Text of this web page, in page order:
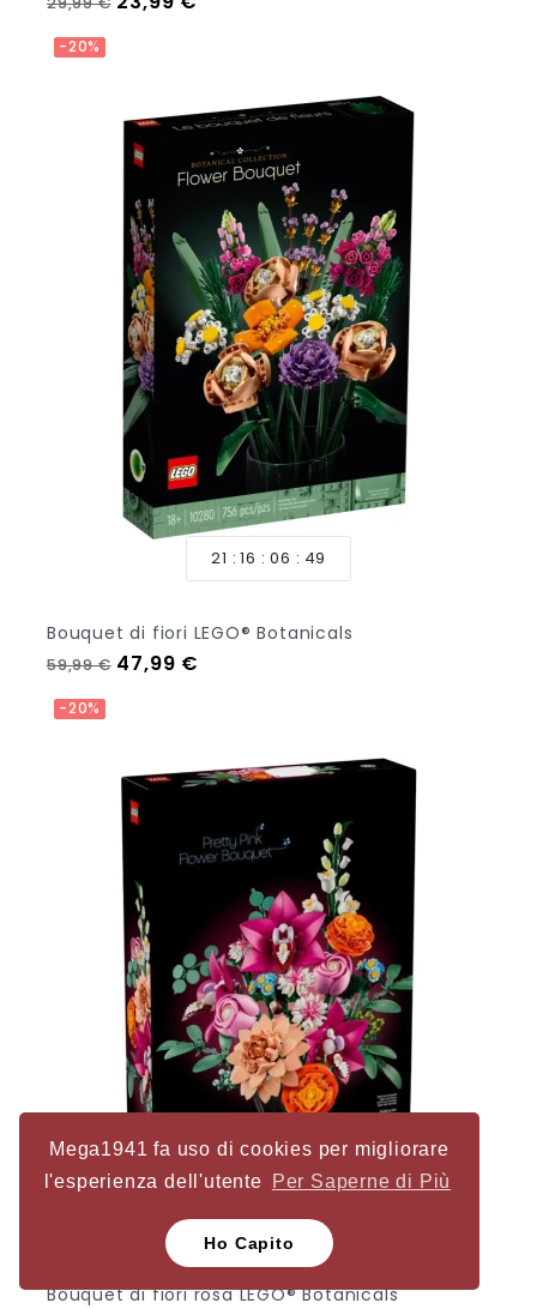
Mega1941 fa uso di cookies per migliorare
l'esperienza dell'utente
Per Saperne di Più
Ho Capito
-20%
21 16 06 47
Bouquet di fiori LEGO® Botanicals
Prezzo regolare
59,99 € Prezzo
47,99 €
-20%
21 16 06 47
Bouquet di fiori rosa LEGO® Botanicals